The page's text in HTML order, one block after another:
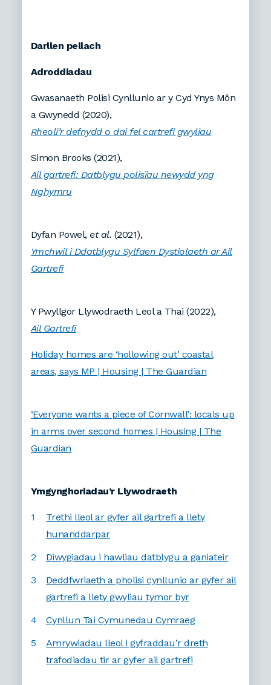
Darllen pellach
Adroddiadau
Gwasanaeth Polisi Cynllunio ar y Cyd Ynys Môn
a Gwynedd (2020),
Rheoli’r defnydd o dai fel cartrefi gwyliau
Simon Brooks (2021),
Ail gartrefi: Datblygu polisïau newydd yng
Nghymru
Dyfan Powel, et al. (2021),
Ymchwil i Ddatblygu Sylfaen Dystiolaeth ar Ail
Gartrefi
Y Pwyllgor Llywodraeth Leol a Thai (2022),
Ail Gartrefi
Holiday homes are ‘hollowing out’ coastal
areas, says MP | Housing | The Guardian
‘Everyone wants a piece of Cornwall’: locals up
in arms over second homes | Housing | The
Guardian
Ymgynghoriadau’r Llywodraeth
Trethi lleol ar gyfer ail gartrefi a llety
hunanddarpar
Diwygiadau i hawliau datblygu a ganiateir
Deddfwriaeth a pholisi cynllunio ar gyfer ail
gartrefi a llety gwyliau tymor byr
Cynllun Tai Cymunedau Cymraeg
Amrywiadau lleol i gyfraddau’r dreth
trafodiadau tir ar gyfer ail gartrefi